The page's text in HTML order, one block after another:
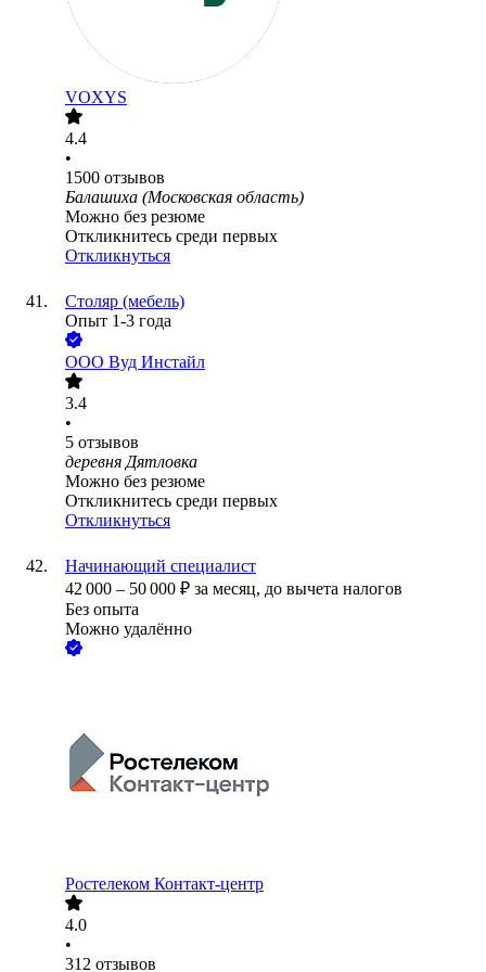
VOXYS
4.4
•
1500 отзывов
Балашиха (Московская область)
Можно без резюме
Откликнитесь среди первых
Откликнуться
Столяр (мебель)
Опыт 1-3 года
ООО Вуд Инстайл
3.4
•
5 отзывов
деревня Дятловка
Можно без резюме
Откликнитесь среди первых
Откликнуться
Начинающий специалист
42 000 – 50 000 ₽ за месяц, до вычета налогов
Без опыта
Можно удалённо
Ростелеком Контакт-центр
4.0
•
312 отзывов